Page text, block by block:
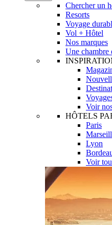
Chercher un
Resorts
Voyage
Vol + Hôtel
Nos marques
Une chambre
Voir
HÔTELS
Paris
Lyon
Voir